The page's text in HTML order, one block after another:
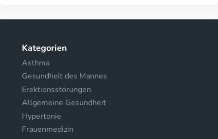
Kategorien
Asthma
Gesundheit des Mannes
Erektionsstörungen
Allgemeine Gesundheit
Hypertonie
Frauenmedizin